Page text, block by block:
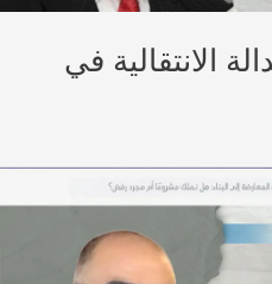
الانتقالية في